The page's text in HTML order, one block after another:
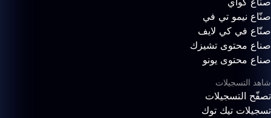
صنّاع نيمو تي في
صنّاع في كي لايف
صناع محتوى تشيزك
صناع محتوى يونو
شاهد التسجيلات
تصفّح التسجيلات
تسجيلات تيك توك